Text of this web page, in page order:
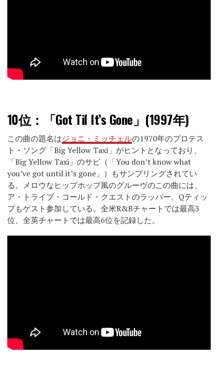
10位： 「Got Til It’s Gone」(1997年)
この曲の題名はジョニ・ミッチェルの1970年のプロテス
ト・ソング「Big Yellow Taxi」がヒントとなっており、
「Big Yellow Taxi」のサビ（「You don’t know what
you’ve got until it’s gone」）もサンプリングされてい
る。メロウなヒップホップ風のグルーヴのこの曲には、
ア・トライブ・コールド・クエストのラッパー、Qティッ
プもゲスト参加している。全米R&Bチャートでは最高3
位、全英チャートでは最高6位を記録した。